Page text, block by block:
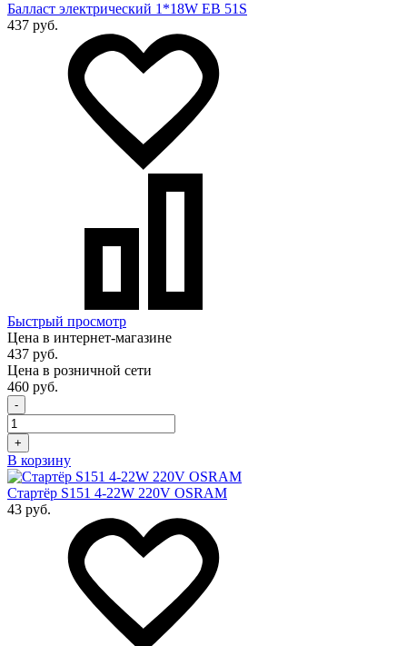
Балласт электрический 1*18W EB 51S
437 руб.
Быстрый просмотр
Цена в интернет-магазине
437 руб.
Цена в розничной сети
460 руб.
-
+
В корзину
Стартёр S151 4-22W 220V OSRAM
43 руб.